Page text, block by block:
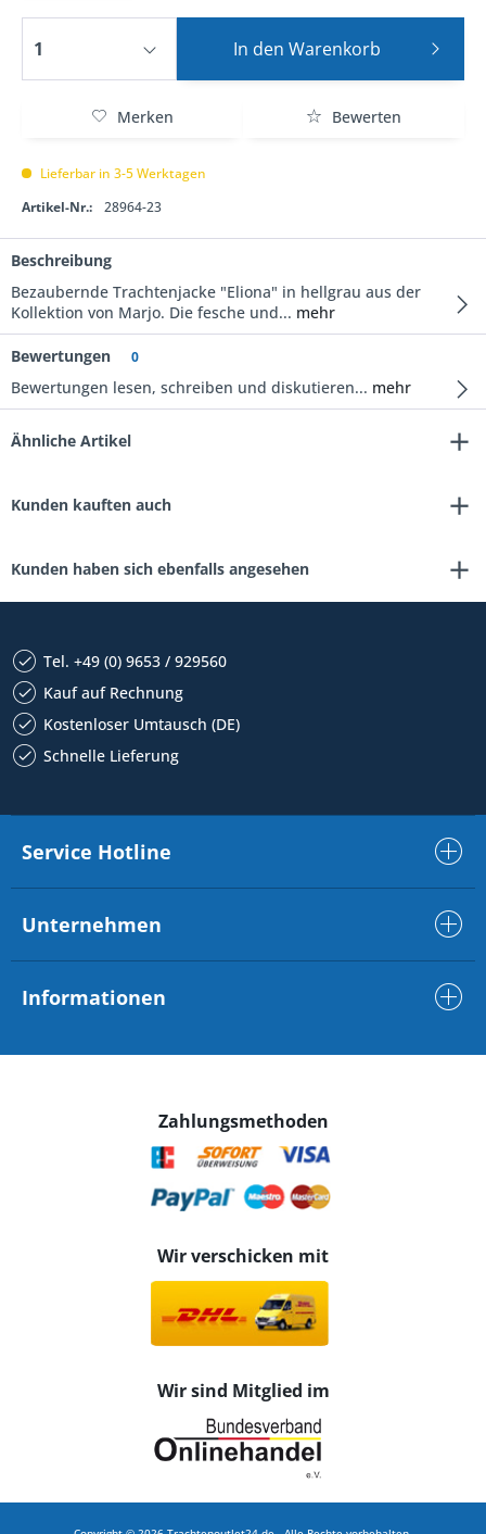
In den Warenkorb
Merken Bewerten
Lieferbar in 3-5 Werktagen
Artikel-Nr.:
28964-23
Beschreibung
Bezaubernde Trachtenjacke "Eliona" in hellgrau aus der
Kollektion von Marjo. Die fesche und... mehr
Bewertungen 0
Bewertungen lesen, schreiben und diskutieren... mehr
Ähnliche Artikel
Kunden kauften auch
Kunden haben sich ebenfalls angesehen
Tel. +49 (0) 9653 / 929560
Kauf auf Rechnung
Kostenloser Umtausch (DE)
Schnelle Lieferung
Service Hotline
Unternehmen
Informationen
Zahlungsmethoden
Wir verschicken mit
Wir sind Mitglied im